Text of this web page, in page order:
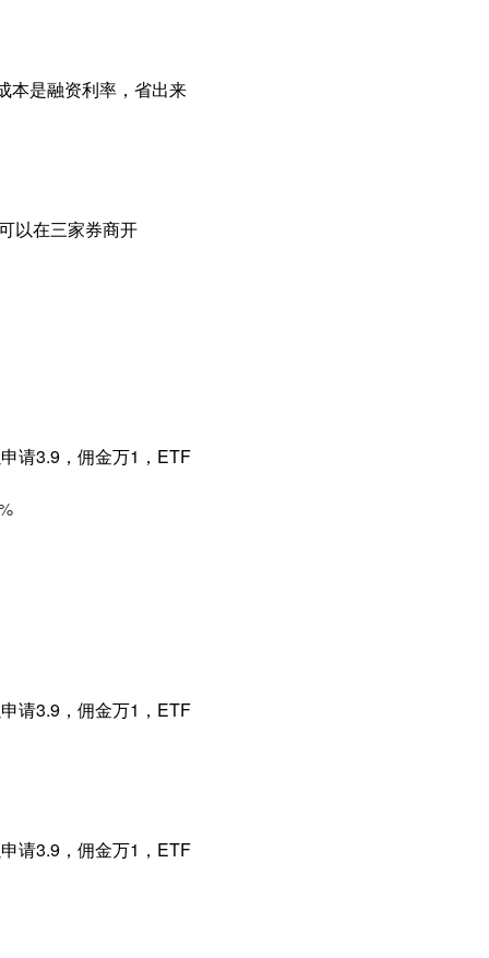
本是融资利率，省出来
以在三家券商开
请3.9，佣金万1，ETF
请3.9，佣金万1，ETF
请3.9，佣金万1，ETF